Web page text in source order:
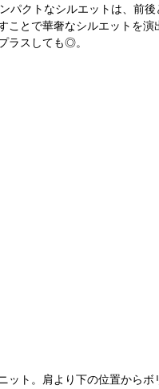
パクトなシルエットは、前
とで華奢なシルエットを
ラスしても◎。
ット。肩より下の位置から